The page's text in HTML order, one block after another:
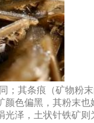
；其条痕（矿物粉末
色偏黑，其粉末也
光泽，土状针铁矿则